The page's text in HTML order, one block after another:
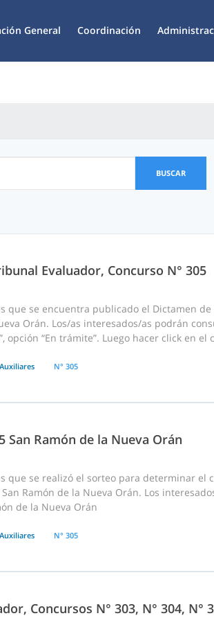
General Coordinación
BUSCAR
Evaluador, Concurso N° 305
que se encuentra publicado el Dictamen
Orán. Los/as interesados/as podrán
opción “En trámite”. Luego hacer click en
N° 305
San Ramón de la Nueva Orán
que se realizó el sorteo para determinar
Ramón de la Nueva Orán. Los
de la Nueva Orán
N° 305
Concursos N° 303, N° 304, N°